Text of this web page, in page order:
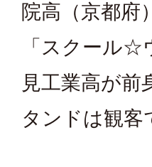
院高（京都府
「スクール☆
見工業高が前
タンドは観客